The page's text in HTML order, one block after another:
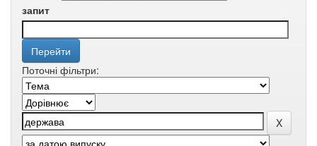
запит
Поточні фільтри: